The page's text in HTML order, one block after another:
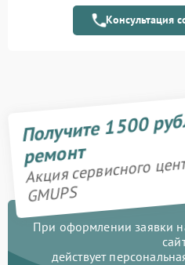
Консультация
Получите 1500
ремонт
Акция сервисного
GMUPS
При оформлении заявки
действует